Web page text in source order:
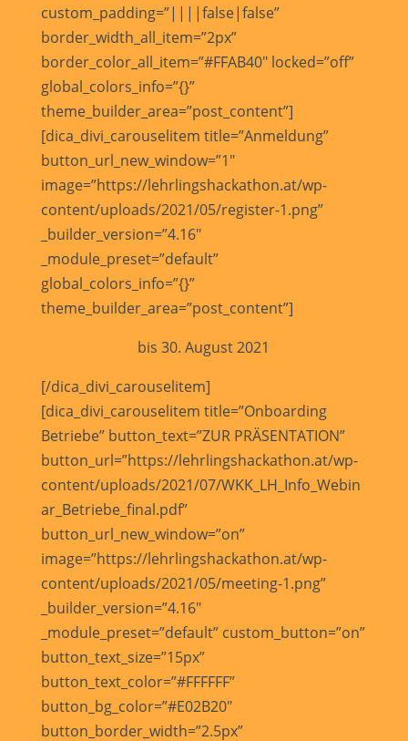
custom_padding=”||||false|false”
border_width_all_item=”2px”
border_color_all_item=”#FFAB40″ locked=”off”
global_colors_info=”{}”
theme_builder_area=”post_content”]
[dica_divi_carouselitem title=”Anmeldung”
button_url_new_window=”1″
image=”https://lehrlingshackathon.at/wp-
content/uploads/2021/05/register-1.png”
_builder_version=”4.16″
_module_preset=”default”
global_colors_info=”{}”
theme_builder_area=”post_content”]
bis 30. August 2021
[/dica_divi_carouselitem]
[dica_divi_carouselitem title=”Onboarding
Betriebe” button_text=”ZUR PRÄSENTATION”
button_url=”https://lehrlingshackathon.at/wp-
content/uploads/2021/07/WKK_LH_Info_Webin
ar_Betriebe_final.pdf”
button_url_new_window=”on”
image=”https://lehrlingshackathon.at/wp-
content/uploads/2021/05/meeting-1.png”
_builder_version=”4.16″
_module_preset=”default” custom_button=”on”
button_text_size=”15px”
button_text_color=”#FFFFFF”
button_bg_color=”#E02B20″
button_border_width=”2.5px”